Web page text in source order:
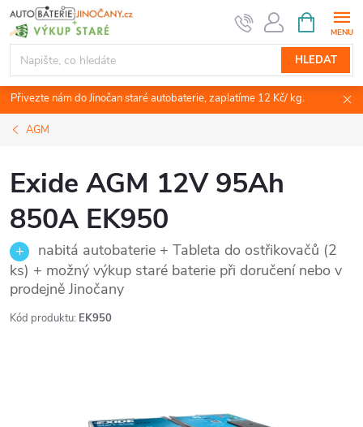
Přejít
na
obsah
HLEDAT
NÁKUPNÍ
KOŠÍK
Přivezte nám do Jinočan staré autobaterie, zaplatíme 12 Kč/ kg.
AGM
Exide AGM 12V 95Ah
850A EK950
nabitá autobaterie + Tableta do ostřikovačů (2
ks) + možný výkup staré baterie při doručení nebo v
prodejně Jinočany
Kód produktu: EK950